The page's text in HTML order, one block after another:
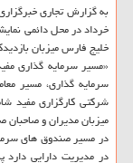
خرداد در محل دائمی
خلیج فارس میزبان
«مسیر سرمایه گذاری
سرمایه گذاری، مسیر
شرکتی کارگزاری مفید
میزبان مدیران و صاحبان